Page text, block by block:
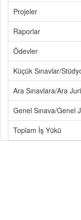
Projeler
Raporlar
Ödevler
Küçük Sınavlar/
Ara Sınavlara/Ara
Genel Sınava/Genel
Toplam İş Yükü